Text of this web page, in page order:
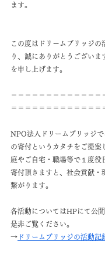
ます。
この度はドリームブリッジの
り、誠にありがとうございま
を申し上げます。
＝＝＝＝＝＝＝＝＝＝＝＝＝
＝＝＝＝＝＝＝＝＝＝＝＝＝
NPO法人ドリームブリッジ
の寄付というカタチをご提案
庭やご自宅・職場等で１度役
寄付頂きますと、社会貢献・
繋がります。
各活動についてはHPにて公
是非ご覧ください。
→ ドリームブリッジの活動記